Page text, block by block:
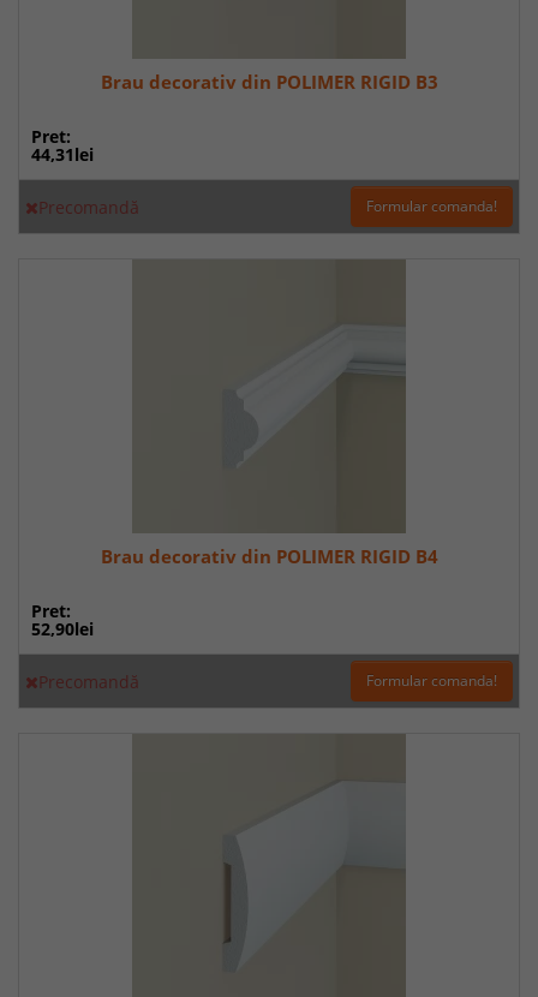
Brau decorativ din POLIMER RIGID B3
Pret:
44,31lei
Precomandă Formular comanda!
Brau decorativ din POLIMER RIGID B4
Pret:
52,90lei
Precomandă Formular comanda!